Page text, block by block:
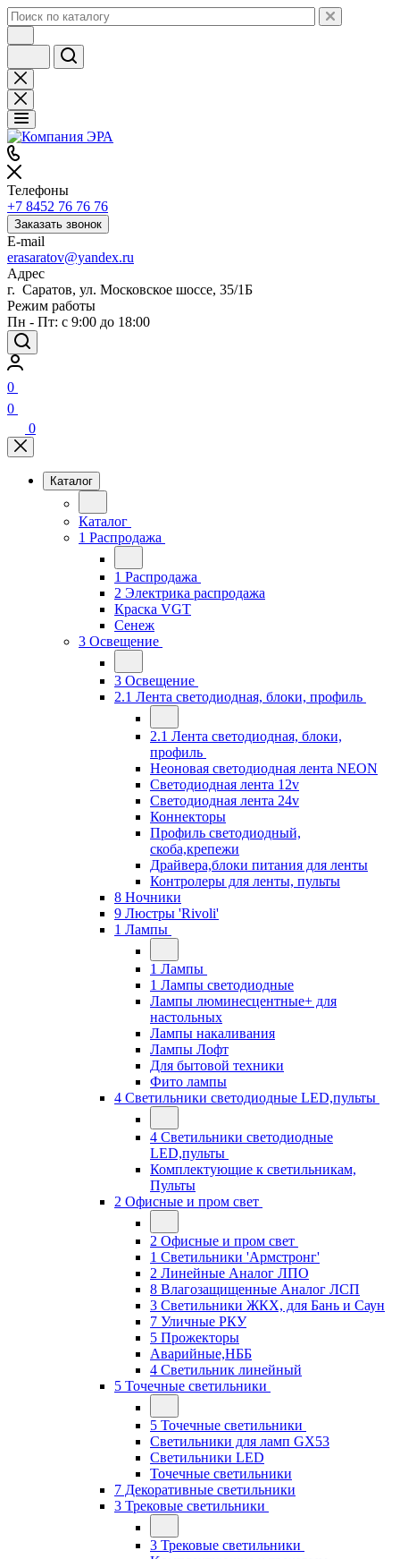
Телефоны
+7 8452 76 76 76
Заказать звонок
E-mail
erasaratov@yandex.ru
Адрес
г. Саратов, ул. Московское шоссе, 35/1Б
Режим работы
Пн - Пт: с 9:00 до 18:00
0
0
0
Каталог
Каталог
1 Распродажа
1 Распродажа
2 Электрика распродажа
Краска VGT
Сенеж
3 Освещение
3 Освещение
2.1 Лента светодиодная, блоки, профиль
2.1 Лента светодиодная, блоки,
профиль
Неоновая светодиодная лента NEON
Светодиодная лента 12v
Светодиодная лента 24v
Коннекторы
Профиль светодиодный,
скоба,крепежи
Драйвера,блоки питания для ленты
Контролеры для ленты, пульты
8 Ночники
9 Люстры 'Rivoli'
1 Лампы
1 Лампы
1 Лампы светодиодные
Лампы люминесцентные+ для
настольных
Лампы накаливания
Лампы Лофт
Для бытовой техники
Фито лампы
4 Светильники светодиодные LED,пульты
4 Светильники светодиодные
LED,пульты
Комплектующие к светильникам,
Пульты
2 Офисные и пром свет
2 Офисные и пром свет
1 Светильники 'Армстронг'
2 Линейные Аналог ЛПО
8 Влагозащищенные Аналог ЛСП
3 Светильники ЖКХ, для Бань и Саун
7 Уличные РКУ
5 Прожекторы
Аварийные,НББ
4 Светильник линейный
5 Точечные светильники
5 Точечные светильники
Светильники для ламп GХ53
Cветильники LED
Точечные светильники
7 Декоративные светильники
3 Трековые светильники
3 Трековые светильники